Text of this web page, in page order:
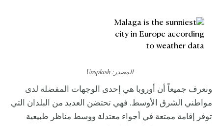
المصدر:Unsplash
ونعرف جميعاً أن أوروبا هي إحدى الوجهات المفضلة لدى
مواطني الشرق الأوسط. فهي تحتضن العديد من البلدان التي
توفر إقامة ممتعة في أجواء معتدلة ووسط مناظر طبيعية